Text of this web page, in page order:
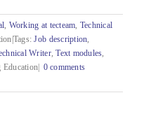
, Working at tecteam, Technical
Job description,
Writer,Text modules,
0 comments